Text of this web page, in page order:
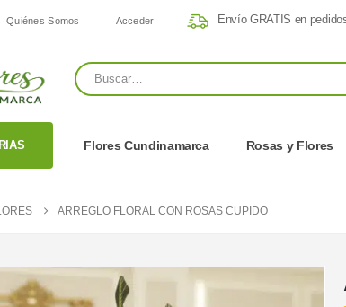
Quiénes Somos Acceder Envío GRATIS en
Flores Cundinamarca Rosas y Flores
ARREGLO FLORAL CON ROSAS CUPIDO